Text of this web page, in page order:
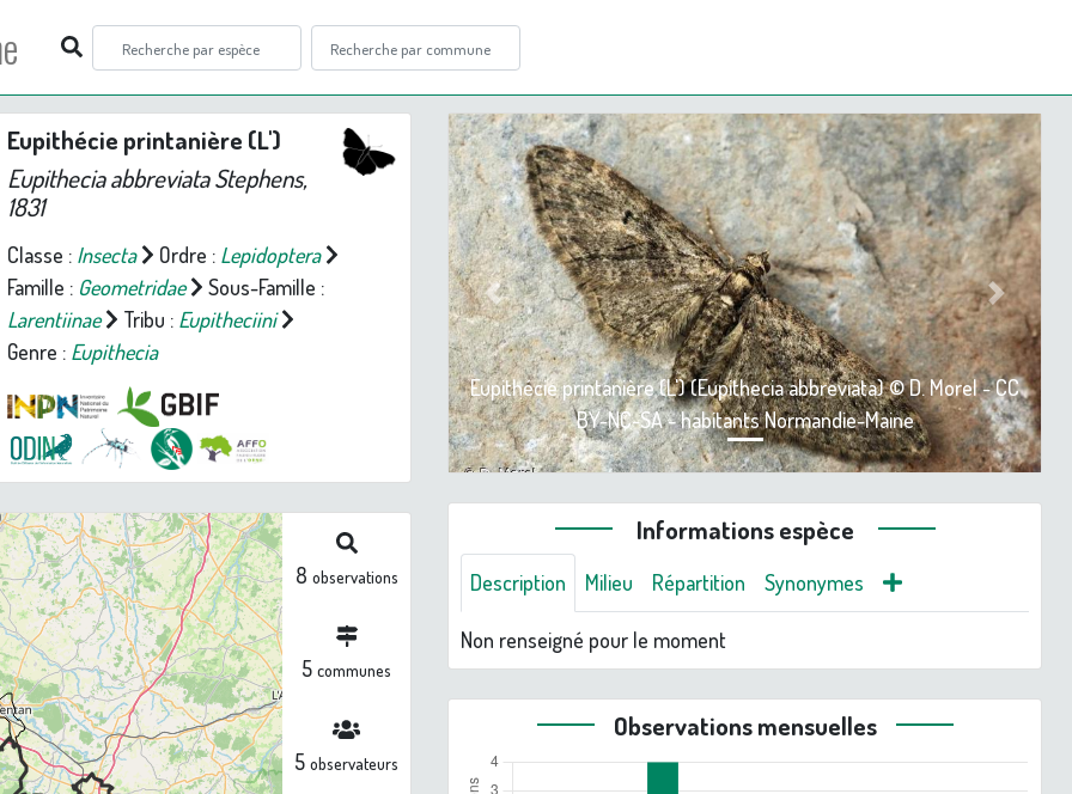
Eupithécie printanière (L')
Eupithecia abbreviataStephens,
1831
Classe : Insecta Ordre : Lepidoptera
Famille : Geometridae
Sous-Famille :
Larentiinae
Tribu : Eupitheciini
Genre : Eupithecia
8 observations
5 communes
5 observateurs
Eupithécie printanière (L') (Eupithecia abbreviata) © D. Morel - CC
BY-NC-SA - habitants Normandie-Maine
Previous Next
Informations espèce
Description Milieu Répartition Synonymes
Non renseigné pour le moment
Observations mensuelles